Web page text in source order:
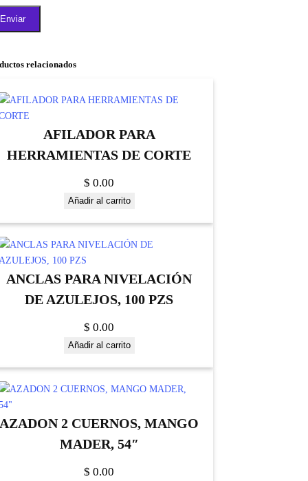
relacionados
AFILADOR PARA
HERRAMIENTAS DE CORTE
$ 0.00
Añadir al carrito
ANCLAS PARA NIVELACIÓN
DE AZULEJOS, 100 PZS
$ 0.00
Añadir al carrito
AZADON 2 CUERNOS, MANGO
MADER, 54″
$ 0.00